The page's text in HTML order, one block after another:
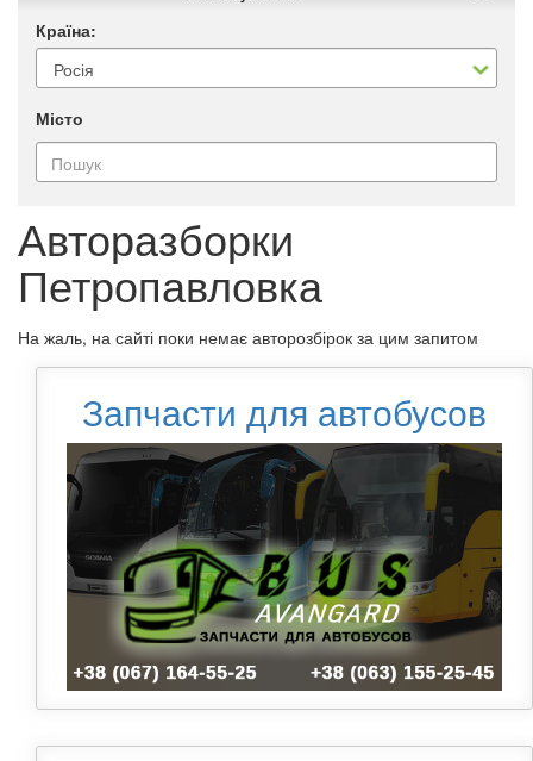
Країна:
Місто
Авторазборки
Петропавловка
На жаль, на сайті поки немає авторозбірок за цим запитом
Запчасти для автобусов